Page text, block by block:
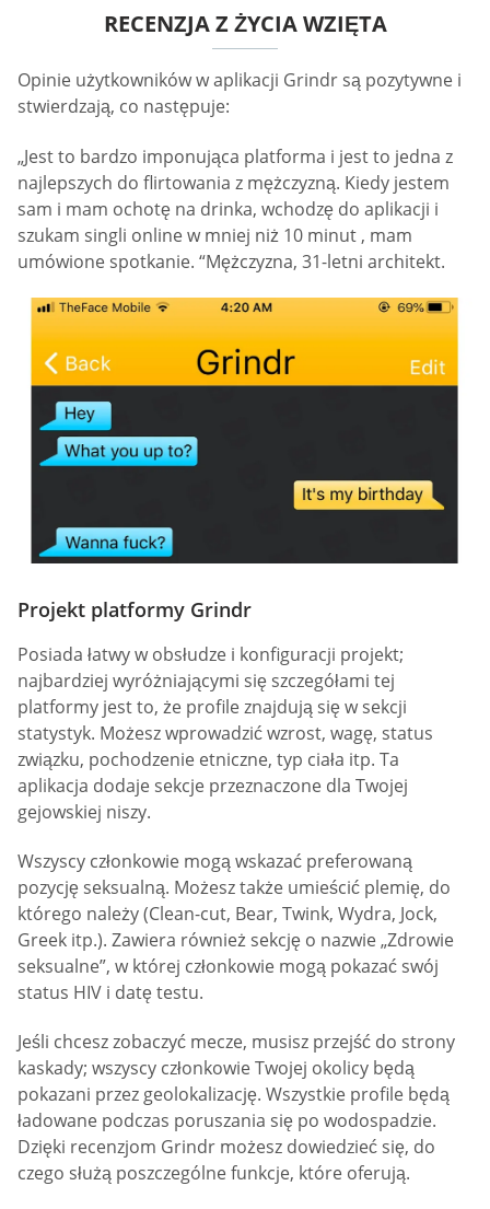
RECENZJA Z ŻYCIA WZIĘTA
Opinie użytkowników w aplikacji Grindr są pozytywne i
stwierdzają, co następuje:
„Jest to bardzo imponująca platforma i jest to jedna z
najlepszych do flirtowania z mężczyzną. Kiedy jestem
sam i mam ochotę na drinka, wchodzę do aplikacji i
szukam singli online w mniej niż 10 minut , mam
umówione spotkanie. “Mężczyzna, 31-letni architekt.
Projekt platformy Grindr
Posiada łatwy w obsłudze i konfiguracji projekt;
najbardziej wyróżniającymi się szczegółami tej
platformy jest to, że profile znajdują się w sekcji
statystyk. Możesz wprowadzić wzrost, wagę, status
związku, pochodzenie etniczne, typ ciała itp. Ta
aplikacja dodaje sekcje przeznaczone dla Twojej
gejowskiej niszy.
Wszyscy członkowie mogą wskazać preferowaną
pozycję seksualną. Możesz także umieścić plemię, do
którego należy (Clean-cut, Bear, Twink, Wydra, Jock,
Greek itp.). Zawiera również sekcję o nazwie „Zdrowie
seksualne”, w której członkowie mogą pokazać swój
status HIV i datę testu.
Jeśli chcesz zobaczyć mecze, musisz przejść do strony
kaskady; wszyscy członkowie Twojej okolicy będą
pokazani przez geolokalizację. Wszystkie profile będą
ładowane podczas poruszania się po wodospadzie.
Dzięki recenzjom Grindr możesz dowiedzieć się, do
czego służą poszczególne funkcje, które oferują.